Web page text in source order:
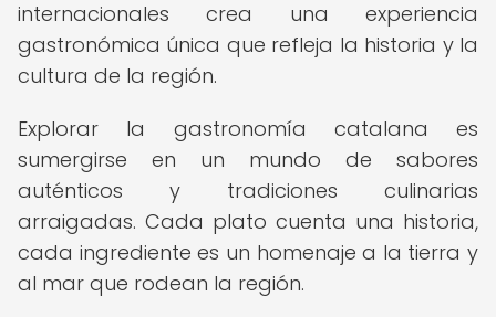
internacionales crea una experiencia
gastronómica única que refleja la historia y la
cultura de la región.
Explorar la gastronomía catalana es
sumergirse en un mundo de sabores
auténticos y tradiciones culinarias
arraigadas. Cada plato cuenta una historia,
cada ingrediente es un homenaje a la tierra y
al mar que rodean la región.